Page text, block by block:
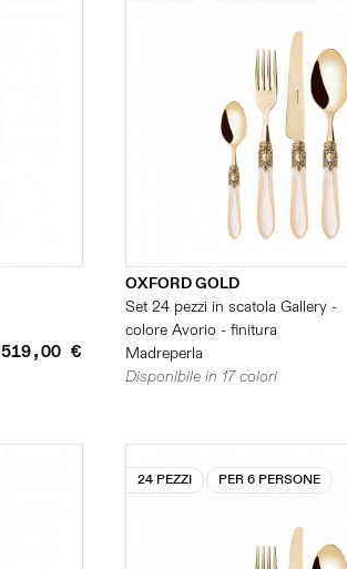
519,00 €
OXFORD GOLD
Set 24 pezzi in scatola Gallery -
colore Avorio - finitura
Madreperla
Disponibile in 17 colori
24 PEZZI PER 6 PERSONE